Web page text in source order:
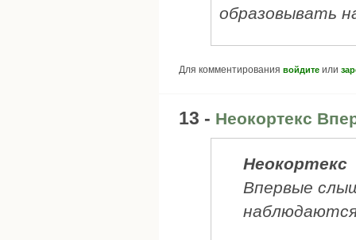
образовывать
Для комментирования войдите или
13 - Неокортекс
Неокортекс
Впервые